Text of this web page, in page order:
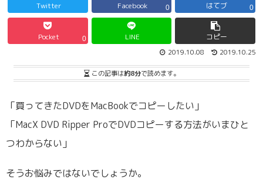
Twitter Facebook 0 はてブ 0
Pocket 0 LINE コピー
2019.10.25
2019.10.08
この記事は約8分で読めます。
「買ってきたDVDをMacBookでコピーしたい」
「MacX DVD Ripper ProでDVDコピーする方法がいまひと
つわからない」
そうお悩みではないでしょうか。